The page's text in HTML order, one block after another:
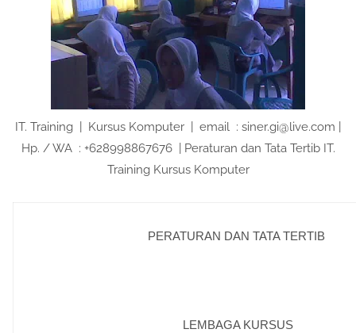
IT. Training | Kursus Komputer | email : siner.gi@live.com |
Hp. / WA : +628998867676 | Peraturan dan Tata Tertib IT.
Training Kursus Komputer
PERATURAN DAN TATA TERTIB
LEMBAGA KURSUS